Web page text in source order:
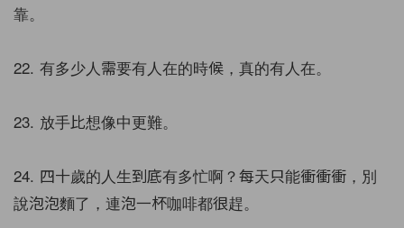
靠。
22. 有多少人需要有人在的時候，真的有人在。
23. 放手比想像中更難。
24. 四十歲的人生到底有多忙啊？每天只能衝衝衝，別
說泡泡麵了，連泡一杯咖啡都很趕。